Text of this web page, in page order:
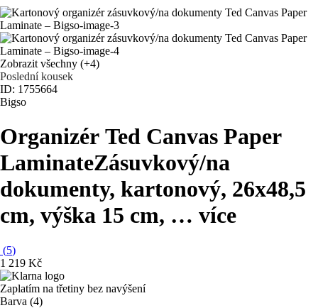
Zobrazit všechny (+4)
Poslední kousek
ID: 1755664
Bigso
Organizér Ted Canvas Paper
LaminateZásuvkový/na
dokumenty, kartonový, 26x48,5
cm, výška 15 cm, … více
(5)
1 219 Kč
Zaplatím na třetiny bez navýšení
Barva (4)